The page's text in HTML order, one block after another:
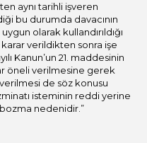
aynı tarihli işveren
bu durumda davacının
olarak kullandırıldığı
karar verildikten sonra işe
Kanun’un 21. maddesinin
öneli verilmesine gerek
de söz konusu
isteminin reddi yerine
nedenidir.”